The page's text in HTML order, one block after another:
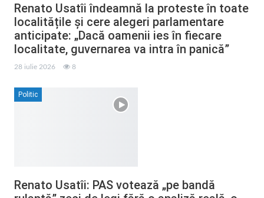
Renato Usatîi îndeamnă la proteste în toate
localitățile și cere alegeri parlamentare
anticipate: „Dacă oamenii ies în fiecare
localitate, guvernarea va intra în panică”
28 iulie 2026 8
Politic
Renato Usatîi: PAS votează „pe bandă